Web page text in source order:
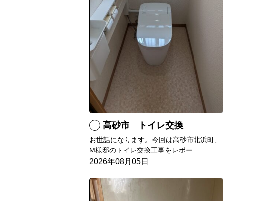
高砂市 トイレ交換
お世話になります。今回は高砂市北浜町、
M様邸のトイレ交換工事をレポー...
2026年08月05日